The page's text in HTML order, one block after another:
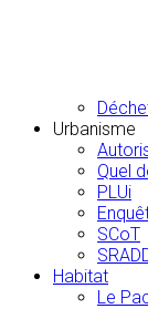
Urbanisme
Quel
PLUi
SCoT
Habitat
Le